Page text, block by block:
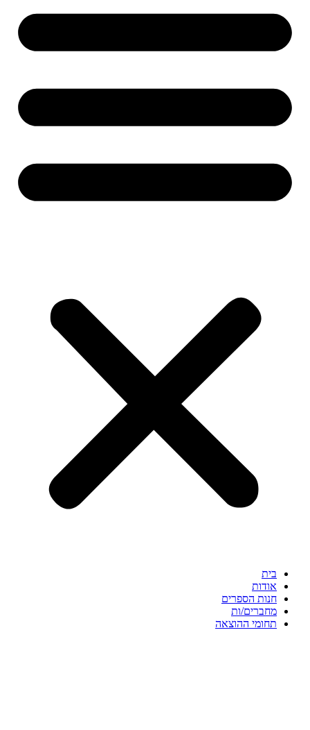
בית
אודות
חנות הספרים
מחברים/ות
תחומי ההוצאה